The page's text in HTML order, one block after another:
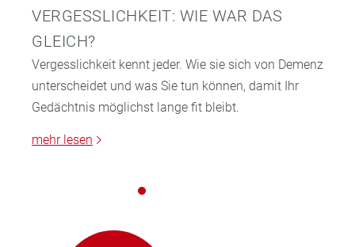
VERGESSLICHKEIT: WIE WAR DAS
GLEICH?
Vergesslichkeit kennt jeder. Wie sie sich von Demenz
unterscheidet und was Sie tun können, damit Ihr
Gedächtnis möglichst lange fit bleibt.
mehr lesen